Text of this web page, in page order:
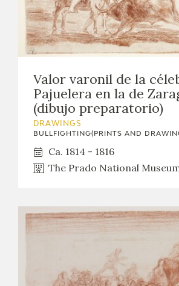
Valor varonil de la
Pajuelera en la de
(dibujo preparatorio)
DRAWINGS
BULLFIGHTING(PRINTS AND
Ca. 1814 - 1816
The Prado National